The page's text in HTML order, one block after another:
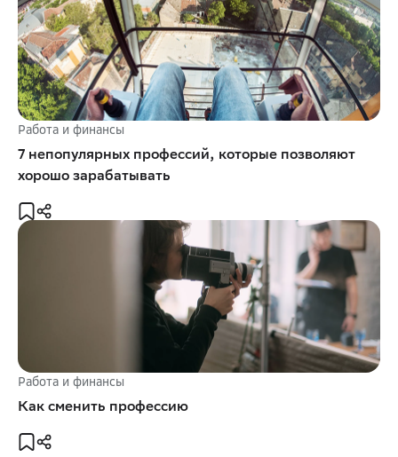
Работа и финансы
7 непопулярных профессий, которые позволяют
хорошо зарабатывать
Работа и финансы
Как сменить профессию